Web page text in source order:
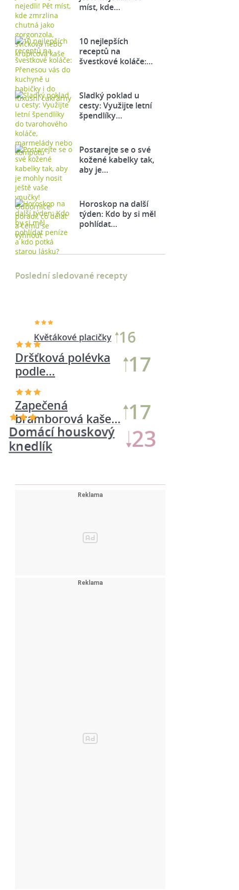
míst, kde…
10 nejlepších
receptů na
švestkové koláče:…
Sladký poklad u
cesty: Využijte letní
špendlíky…
Postarejte se o své
kožené kabelky tak,
aby je…
Horoskop na další
týden: Kdo by si měl
pohlídat…
Poslední sledované recepty
Dršťková polévka
podle…
17
knedlík
Zapečená
bramborová kaše…
17